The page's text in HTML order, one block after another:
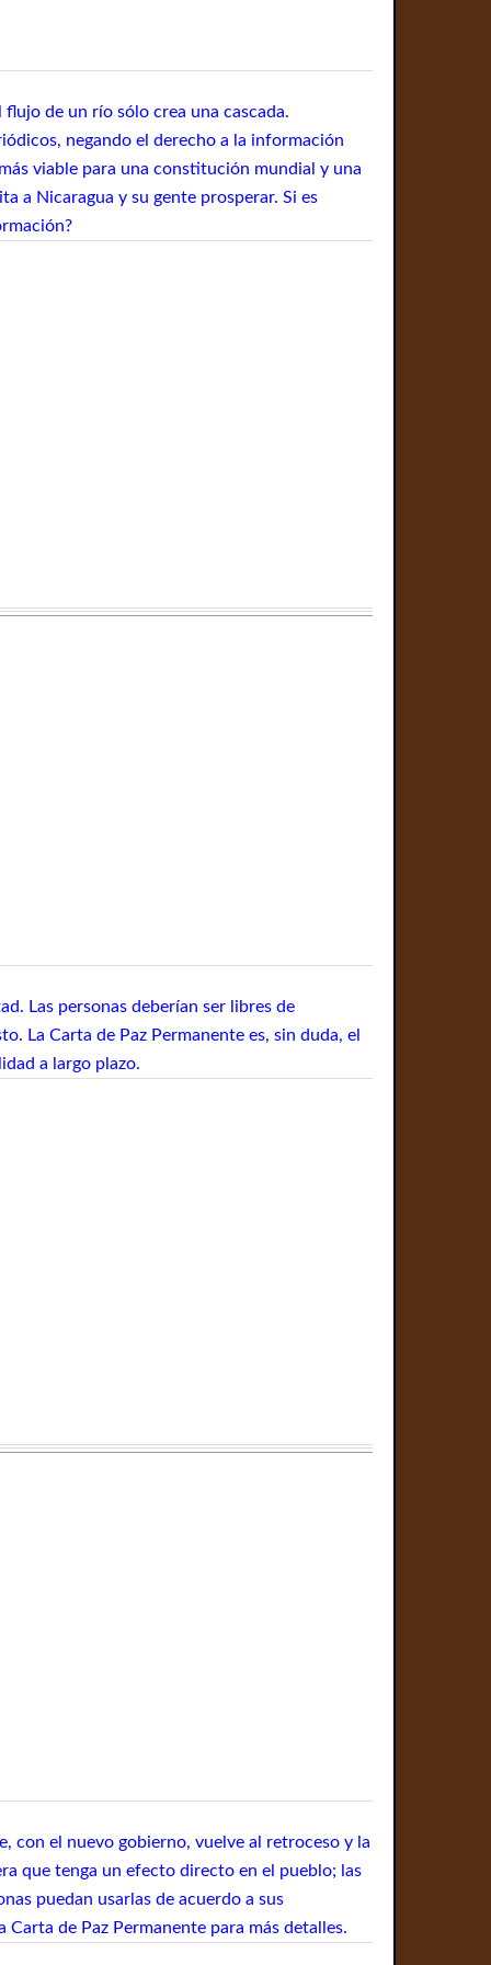
de un río sólo crea una cascada.
negando el derecho a la información
viable para una constitución mundial y una
a Nicaragua y su gente prosperar. Si es
Las personas deberían ser libres de
La Carta de Paz Permanente es, sin duda, el
a largo plazo.
con el nuevo gobierno, vuelve al retroceso y la
que tenga un efecto directo en el pueblo; las
puedan usarlas de acuerdo a sus
de Paz Permanente para más detalles.